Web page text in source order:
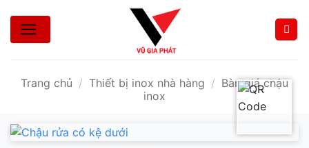
nội
Trang chủ / Thiết bị inox nhà hàng / Bàn giá chậu
inox